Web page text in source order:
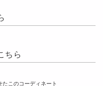
ちら
このコーディネート